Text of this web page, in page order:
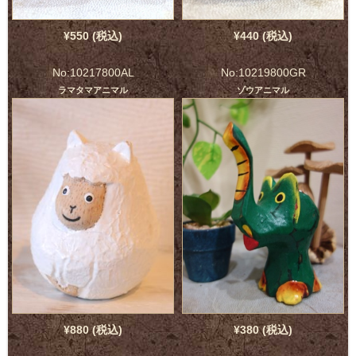
¥550 (税込) ¥440 (税込)
No:10217800AL
ラマタマアニマル
¥880 (税込)
No:10219800GR
ゾウアニマル
¥380 (税込)